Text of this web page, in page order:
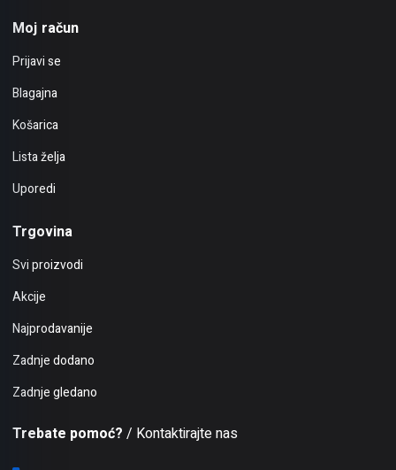
Moj račun
Prijavi se
Blagajna
Košarica
Lista želja
Uporedi
Trgovina
Svi proizvodi
Akcije
Najprodavanije
Zadnje dodano
Zadnje gledano
Trebate pomoć? / Kontaktirajte nas